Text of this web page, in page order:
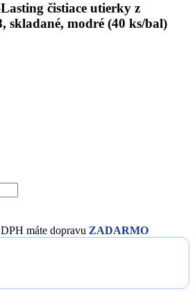
čistiace utierky z
skladané, modré (40 ks/bal)
máte dopravu ZADARMO